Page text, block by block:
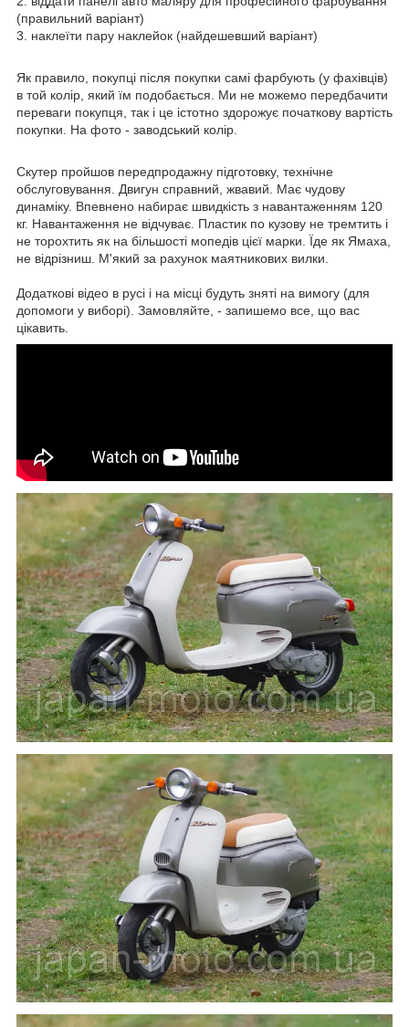
(правильний варіант)
3. наклеїти пару наклейок (найдешевший варіант)
Як правило, покупці після покупки самі фарбують (у фахівців)
в той колір, який їм подобається. Ми не можемо передбачити
переваги покупця, так і це істотно здорожує початкову вартість
покупки. На фото - заводський колір.
Скутер пройшов передпродажну підготовку, технічне
обслуговування. Двигун справний, жвавий. Має чудову
динаміку. Впевнено набирає швидкість з навантаженням 120
кг. Навантаження не відчуває. Пластик по кузову не тремтить і
не торохтить як на більшості мопедів цієї марки. Їде як Ямаха,
не відрізниш. М'який за рахунок маятникових вилки.
Додаткові відео в русі і на місці будуть зняті на вимогу (для
допомоги у виборі). Замовляйте, - запишемо все, що вас
цікавить.